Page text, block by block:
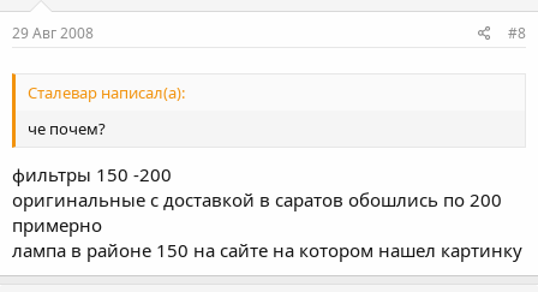
29 Авг 2008 #8
Сталевар написал(а):
че почем?
фильтры 150 -200
оригинальные с доставкой в саратов обошлись по 200
примерно
лампа в районе 150 на сайте на котором нашел картинку